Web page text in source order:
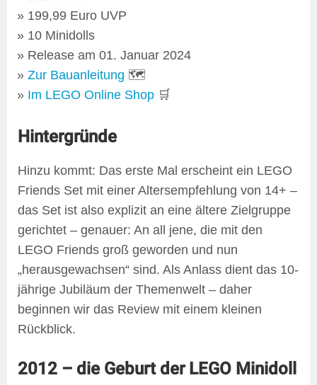
199,99 Euro UVP
10 Minidolls
Release am 01. Januar 2024
Zur Bauanleitung 🗺
Im LEGO Online Shop 🛒
Hintergründe
Hinzu kommt: Das erste Mal erscheint ein LEGO
Friends Set mit einer Altersempfehlung von 14+ –
das Set ist also explizit an eine ältere Zielgruppe
gerichtet – genauer: An all jene, die mit den
LEGO Friends groß geworden und nun
„herausgewachsen“ sind. Als Anlass dient das 10-
jährige Jubiläum der Themenwelt – daher
beginnen wir das Review mit einem kleinen
Rückblick.
2012 – die Geburt der LEGO Minidoll